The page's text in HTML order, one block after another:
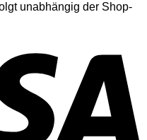
unabhängig der Shop-